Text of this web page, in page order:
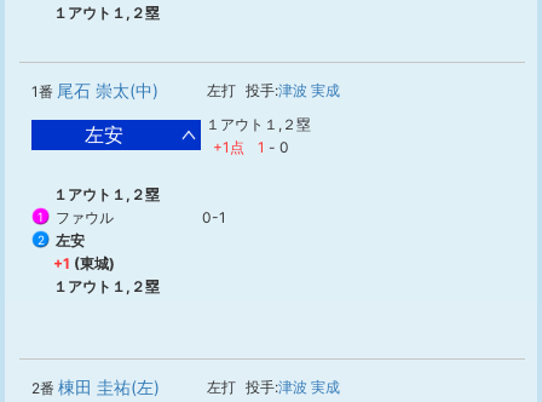
１アウト１,２塁
1番 尾石 崇太(中) 左打 投手:津波 実成
左安
１アウト１,２塁
+1点
1 - 0
１アウト１,２塁
1 ファウル 0-1
2
左安
+1 (東城)
１アウト１,２塁
2番 棟田 圭祐(左) 左打 投手:津波 実成